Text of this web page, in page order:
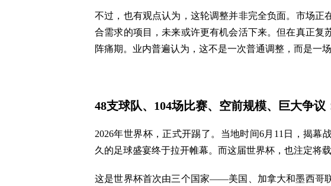
不过，也有观点认为，这轮调整并非完全负面。市场正
合需求的项目，未来或许更有机会活下来。但在真正复
阵痛期。业内普遍认为，这不是一次普通调整，而是一
48支球队、104场比赛、空前规模、巨大争议
2026年世界杯，正式开踢了。当地时间6月11日，揭幕
久的足球盛宴终于拉开帷幕。而这届世界杯，也注定将载
这是世界杯首次由三个国家——美国、加拿大和墨西哥